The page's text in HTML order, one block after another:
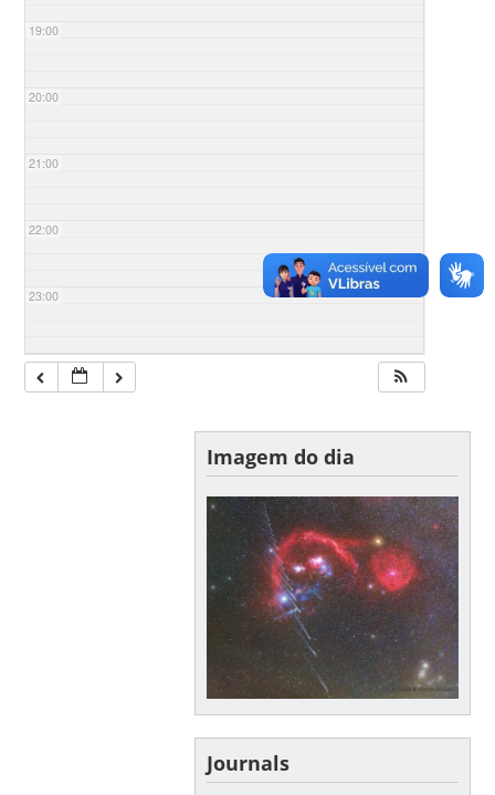
19:00
20:00
21:00
22:00
23:00
Imagem do dia
Journals